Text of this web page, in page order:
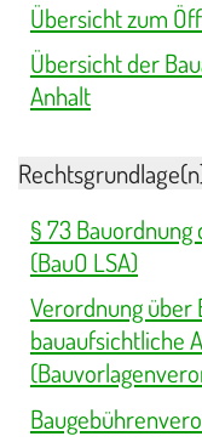
Übersicht zum
Übersicht der
Anhalt
§ 73 Bauordnung
(BauO LSA)
Verordnung über
bauaufsichtliche